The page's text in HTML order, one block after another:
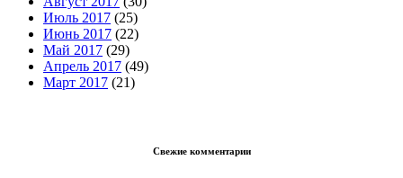
Июль 2017 (25)
Июнь 2017 (22)
Май 2017 (29)
Апрель 2017 (49)
Март 2017 (21)
Свежие комментарии